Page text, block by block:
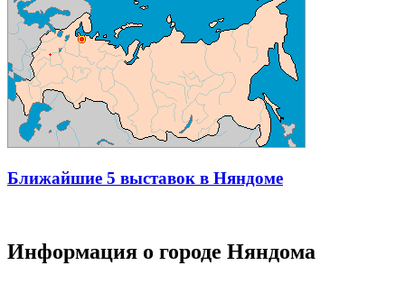
Ближайшие 5 выставок в Няндоме
Информация о городе Няндома